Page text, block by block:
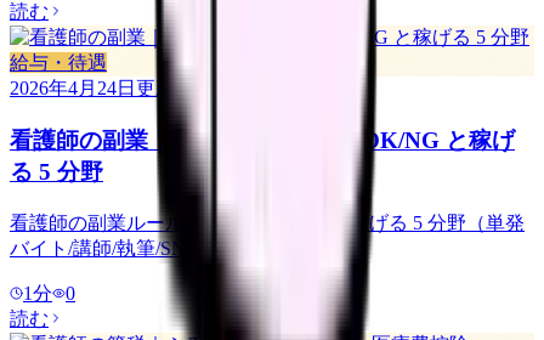
読む
給与・待遇
2026年4月24日 更新
看護師の副業｜病院規則別に見る OK/NG と稼げ
る 5 分野
看護師の副業ルール. 病院別の規則と、稼げる 5 分野（単発
バイト/講師/執筆/SNS/オンライン相談）.
1分
0
読む